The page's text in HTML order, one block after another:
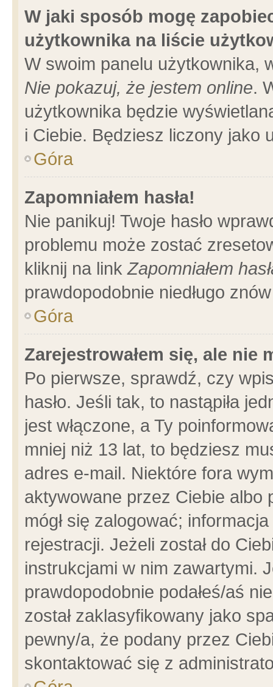
W jaki sposób mogę
użytkownika na liście
W swoim panelu użytkownika,
Nie pokazuj, że jestem online.
użytkownika będzie
i Ciebie. Będziesz liczony jako
Góra
Zapomniałem hasła!
Nie panikuj! Twoje hasło
problemu może zostać
kliknij na linkZapomniałem
prawdopodobnie niedługo
Góra
Zarejestrowałem się, ale nie
Po pierwsze, sprawdź, czy
hasło. Jeśli tak, to nastąpiła
jest włączone, a Ty
mniej niż 13 lat, to będziesz
adres e-mail. Niektóre fora
aktywowane przez Ciebie albo
mógł się zalogować;
rejestracji. Jeżeli został do
instrukcjami w nim zawartymi.
prawdopodobnie podałeś/aś
został zaklasyfikowany jako
pewny/a, że podany przez
skontaktować się z